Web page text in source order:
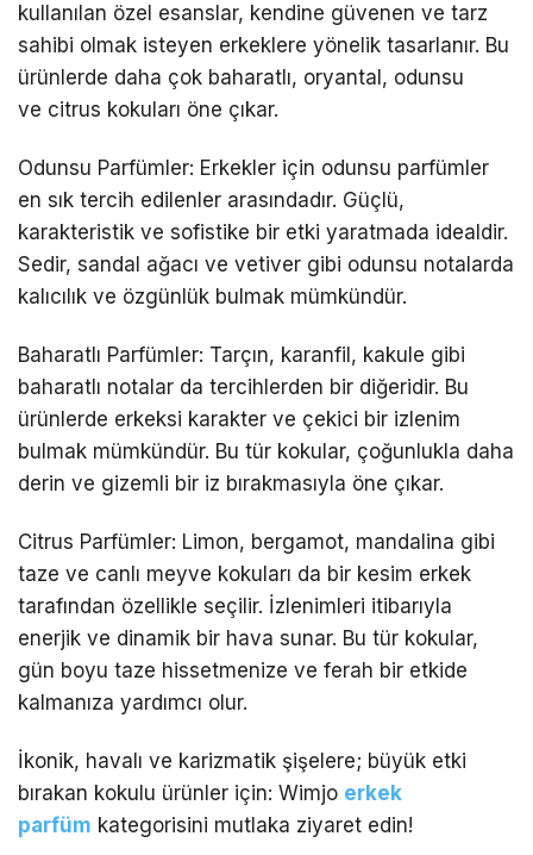
kullanılan özel esanslar, kendine güvenen ve tarz
sahibi olmak isteyen erkeklere yönelik tasarlanır. Bu
ürünlerde daha çok baharatlı, oryantal, odunsu
ve citrus kokuları öne çıkar.
Odunsu Parfümler: Erkekler için odunsu parfümler
en sık tercih edilenler arasındadır. Güçlü,
karakteristik ve sofistike bir etki yaratmada idealdir.
Sedir, sandal ağacı ve vetiver gibi odunsu notalarda
kalıcılık ve özgünlük bulmak mümkündür.
Baharatlı Parfümler: Tarçın, karanfil, kakule gibi
baharatlı notalar da tercihlerden bir diğeridir. Bu
ürünlerde erkeksi karakter ve çekici bir izlenim
bulmak mümkündür. Bu tür kokular, çoğunlukla daha
derin ve gizemli bir iz bırakmasıyla öne çıkar.
Citrus Parfümler: Limon, bergamot, mandalina gibi
taze ve canlı meyve kokuları da bir kesim erkek
tarafından özellikle seçilir. İzlenimleri itibarıyla
enerjik ve dinamik bir hava sunar. Bu tür kokular,
gün boyu taze hissetmenize ve ferah bir etkide
kalmanıza yardımcı olur.
İkonik, havalı ve karizmatik şişelere; büyük etki
bırakan kokulu ürünler için: Wimjo erkek
parfüm kategorisini mutlaka ziyaret edin!